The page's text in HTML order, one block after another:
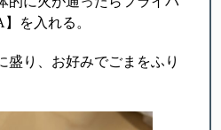
を入れる。
り、お好みでごまをふり